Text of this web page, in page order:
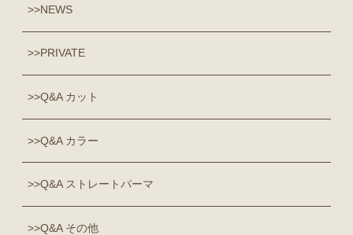
NEWS
PRIVATE
Q&A カット
Q&A カラー
Q&A ストレートパーマ
Q&A その他